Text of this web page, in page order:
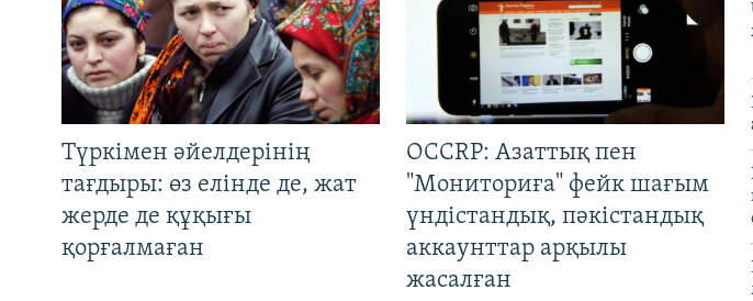
Түркімен әйелдерінің
тағдыры: өз елінде де, жат
жерде де құқығы
қорғалмаған
OCCRP: Азаттық пен
"Мониториға" фейк шағым
үндістандық, пәкістандық
аккаунттар арқылы
жасалған